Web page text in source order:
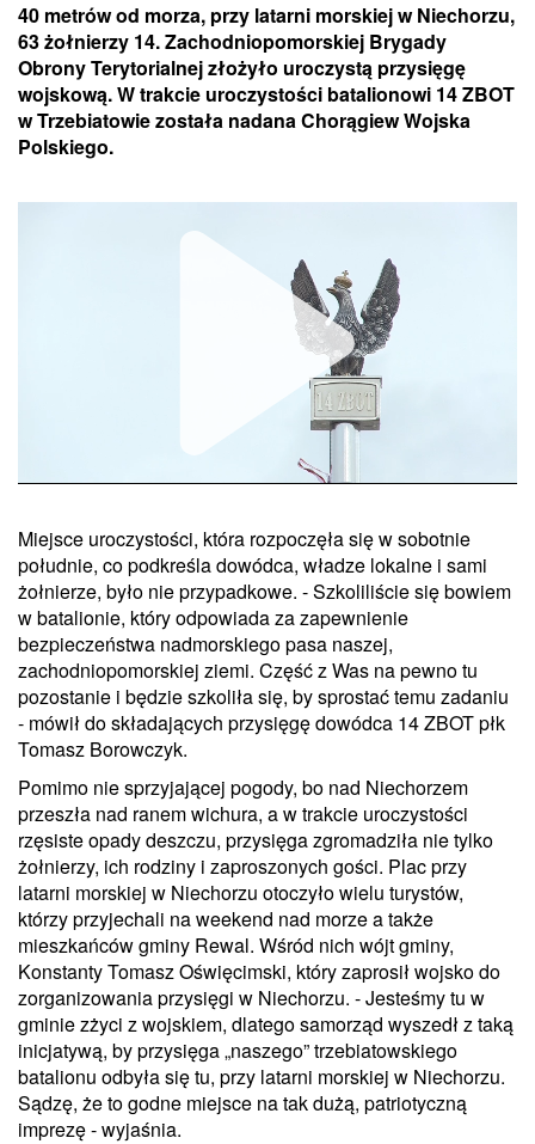
40 metrów od morza, przy latarni morskiej w Niechorzu,
63 żołnierzy 14. Zachodniopomorskiej Brygady
Obrony Terytorialnej złożyło uroczystą przysięgę
wojskową. W trakcie uroczystości batalionowi 14 ZBOT
w Trzebiatowie została nadana Chorągiew Wojska
Polskiego.
Unmute
Miejsce uroczystości, która rozpoczęła się w sobotnie
południe, co podkreśla dowódca, władze lokalne i sami
żołnierze, było nie przypadkowe. - Szkoliliście się bowiem
w batalionie, który odpowiada za zapewnienie
bezpieczeństwa nadmorskiego pasa naszej,
zachodniopomorskiej ziemi. Część z Was na pewno tu
pozostanie i będzie szkoliła się, by sprostać temu zadaniu
- mówił do składających przysięgę dowódca 14 ZBOT płk
Tomasz Borowczyk.
Pomimo nie sprzyjającej pogody, bo nad Niechorzem
przeszła nad ranem wichura, a w trakcie uroczystości
rzęsiste opady deszczu, przysięga zgromadziła nie tylko
żołnierzy, ich rodziny i zaproszonych gości. Plac przy
latarni morskiej w Niechorzu otoczyło wielu turystów,
którzy przyjechali na weekend nad morze a także
mieszkańców gminy Rewal. Wśród nich wójt gminy,
Konstanty Tomasz Oświęcimski, który zaprosił wojsko do
zorganizowania przysięgi w Niechorzu. - Jesteśmy tu w
gminie zżyci z wojskiem, dlatego samorząd wyszedł z taką
inicjatywą, by przysięga „naszego” trzebiatowskiego
batalionu odbyła się tu, przy latarni morskiej w Niechorzu.
Sądzę, że to godne miejsce na tak dużą, patriotyczną
imprezę - wyjaśnia.